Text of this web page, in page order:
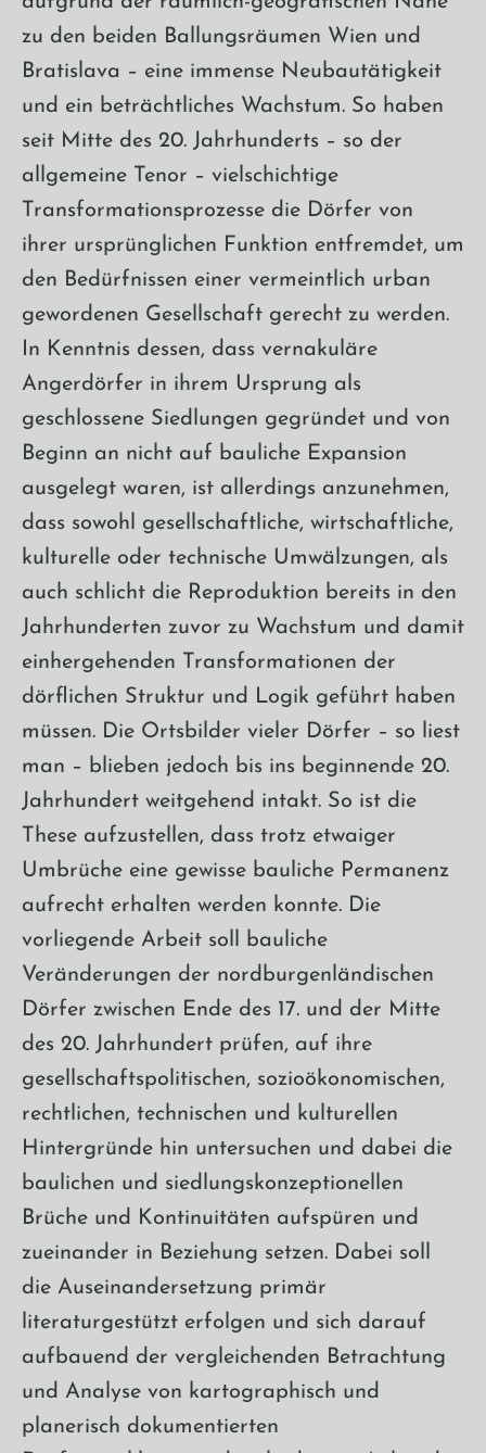
zu den beiden Ballungsräumen Wien und
Bratislava – eine immense Neubautätigkeit
und ein beträchtliches Wachstum. So haben
seit Mitte des 20. Jahrhunderts – so der
allgemeine Tenor – vielschichtige
Transformationsprozesse die Dörfer von
ihrer ursprünglichen Funktion entfremdet, um
den Bedürfnissen einer vermeintlich urban
gewordenen Gesellschaft gerecht zu werden.
In Kenntnis dessen, dass vernakuläre
Angerdörfer in ihrem Ursprung als
geschlossene Siedlungen gegründet und von
Beginn an nicht auf bauliche Expansion
ausgelegt waren, ist allerdings anzunehmen,
dass sowohl gesellschaftliche, wirtschaftliche,
kulturelle oder technische Umwälzungen, als
auch schlicht die Reproduktion bereits in den
Jahrhunderten zuvor zu Wachstum und damit
einhergehenden Transformationen der
dörflichen Struktur und Logik geführt haben
müssen. Die Ortsbilder vieler Dörfer – so liest
man – blieben jedoch bis ins beginnende 20.
Jahrhundert weitgehend intakt. So ist die
These aufzustellen, dass trotz etwaiger
Umbrüche eine gewisse bauliche Permanenz
aufrecht erhalten werden konnte. Die
vorliegende Arbeit soll bauliche
Veränderungen der nordburgenländischen
Dörfer zwischen Ende des 17. und der Mitte
des 20. Jahrhundert prüfen, auf ihre
gesellschaftspolitischen, sozioökonomischen,
rechtlichen, technischen und kulturellen
Hintergründe hin untersuchen und dabei die
baulichen und siedlungskonzeptionellen
Brüche und Kontinuitäten aufspüren und
zueinander in Beziehung setzen. Dabei soll
die Auseinandersetzung primär
literaturgestützt erfolgen und sich darauf
aufbauend der vergleichenden Betrachtung
und Analyse von kartographisch und
planerisch dokumentierten